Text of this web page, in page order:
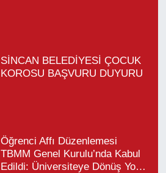
SİNCAN BELEDİYESİ ÇOCUK
KOROSU BAŞVURU DUYURU
Öğrenci Affı Düzenlemesi
TBMM Genel Kurulu’nda Kabul
Edildi: Üniversiteye Dönüş Yolu